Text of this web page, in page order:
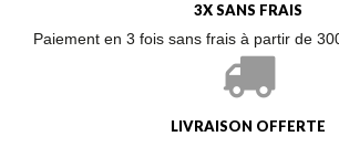
3X SANS FRAIS
Paiement en 3 fois sans frais à partir de
LIVRAISON OFFERTE